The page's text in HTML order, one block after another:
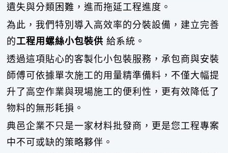
遺失與分類困難，進而拖延工程進度。
為此，我們特別導入高效率的分裝設備，建立完善
的工程用螺絲小包裝供 給系統。
透過這項貼心的客製化小包裝服務，承包商與安裝
師傅可依據單次施工的用量精準備料，不僅大幅提
升了高空作業與現場施工的便利性，更有效降低了
物料的無形耗損。
典邑企業不只是一家材料批發商，更是您工程專案
中不可或缺的策略夥伴。